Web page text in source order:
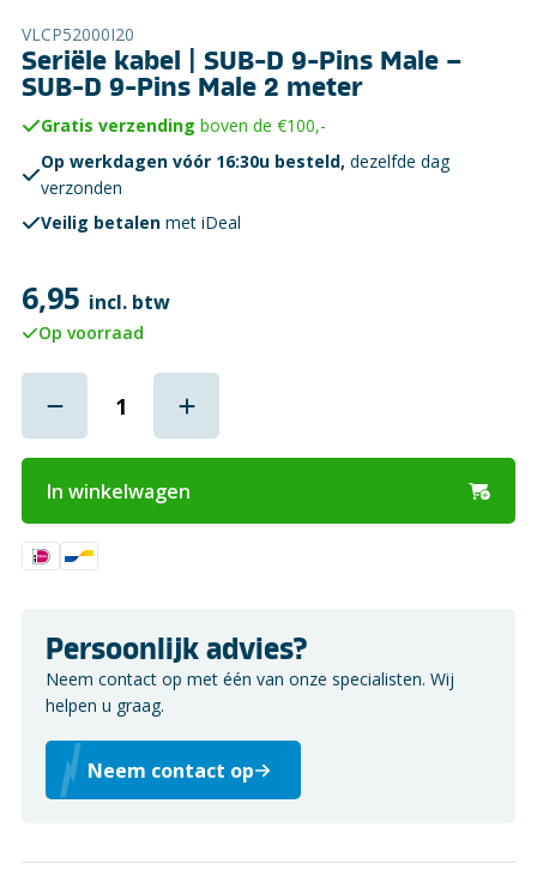
VLCP52000I20
Seriële kabel | SUB-D 9-Pins Male –
SUB-D 9-Pins Male 2 meter
Gratis verzending boven de €100,-
Op werkdagen vóór 16:30u besteld, dezelfde dag
verzonden
Veilig betalen met iDeal
6,95 incl. btw
Op voorraad
In winkelwagen
Persoonlijk advies?
Neem contact op met één van onze specialisten. Wij
helpen u graag.
Neem contact op